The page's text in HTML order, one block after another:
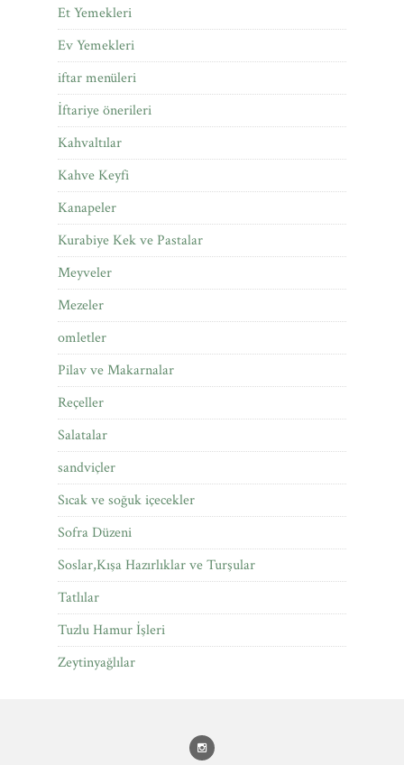
Et Yemekleri
Ev Yemekleri
iftar menüleri
İftariye önerileri
Kahvaltılar
Kahve Keyfi
Kanapeler
Kurabiye Kek ve Pastalar
Meyveler
Mezeler
omletler
Pilav ve Makarnalar
Reçeller
Salatalar
sandviçler
Sıcak ve soğuk içecekler
Sofra Düzeni
Soslar,Kışa Hazırlıklar ve Turşular
Tatlılar
Tuzlu Hamur İşleri
Zeytinyağlılar